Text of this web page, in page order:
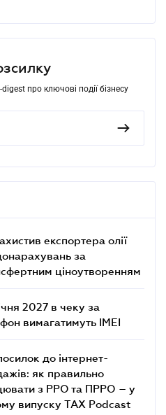
про ключові події бізнесу
експортера олії
за
ціноутворенням
2027 в чеку за
вимагатимуть IMEI
до інтернет-
як правильно
з РРО та ПРРО – у
випуску TAX Podcast